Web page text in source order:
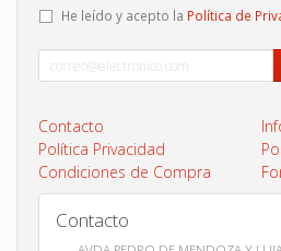
He leído y acepto la Política de
Contacto
Política Privacidad
Condiciones de Compra
Contacto